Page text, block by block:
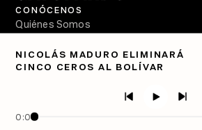
NICOLÁS MADURO ELIMINARÁ
CINCO CEROS AL BOLÍVAR
0:00
CONÓCENOS
Quiénes Somos
PÓDCASTS
Crecer en Distopía